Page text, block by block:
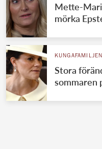
Mette-
mörka
KUNGAFAMILJEN
Stora
sommaren